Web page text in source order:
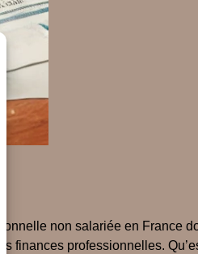
non salariée en France
finances professionnelles.